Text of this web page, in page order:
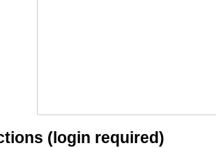
(login required)